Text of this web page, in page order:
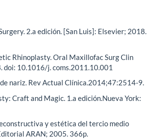
2.a edición. [San Luis]: Elsevier; 2018.
Rhinoplasty. Oral Maxillofac Surg Clin
10.1016/j. coms.2011.10.001
nariz. Rev Actual Clínica.2014;47:2514-9.
Craft and Magic. 1.a edición.Nueva York:
y estética del tercio medio
ARAN; 2005. 366p.